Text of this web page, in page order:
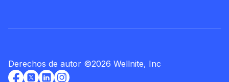
Derechos de autor ©2026 Wellnite, Inc